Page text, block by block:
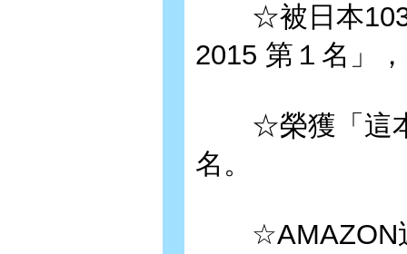
☆被日本103
2015 第１名」
☆榮獲「這本
名。
☆AMAZON近